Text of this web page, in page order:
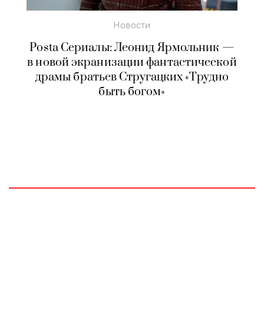
Новости
Posta Сериалы: Леонид Ярмольник —
в новой экранизации фантастической
драмы братьев Стругацких «Трудно
быть богом»